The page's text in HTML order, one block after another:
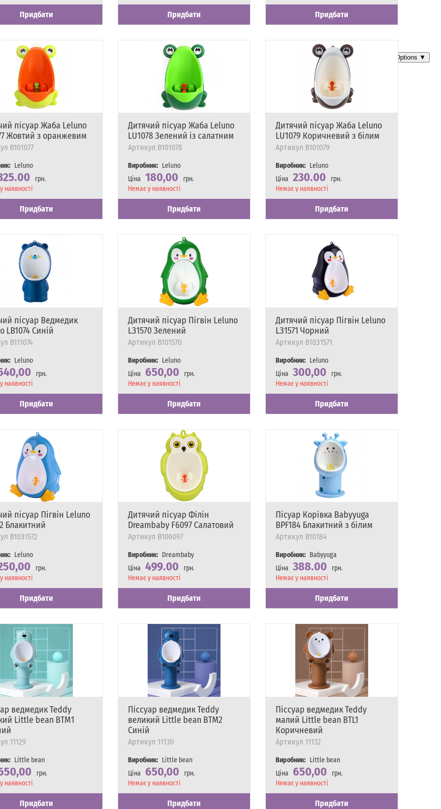
Придбати Придбати Придбати
пісуар Жаба Leluno
Жовтий з оранжевим
B101077
Leluno
грн.
наявності
Придбати
Дитячий пісуар Жаба Leluno
LU1078 Зелений із салатним
Артикул B101078
Виробник: Leluno
Ціна 180,00
грн.
Наявність
Немає у наявності
Придбати
Дитячий пісуар Жаба Leluno
LU1079 Коричневий з білим
Артикул B101079
Виробник: Leluno
Ціна 230.00
грн.
Наявність
Немає у наявності
Придбати
пісуар Ведмедик
LB1074 Синій
B111074
Leluno
грн.
наявності
Придбати
Дитячий пісуар Пігвін Leluno
LЗ1570 Зелений
Артикул B101570
Виробник: Leluno
Ціна
650,00
грн.
Наявність
Немає у наявності
Придбати
Дитячий пісуар Пігвін Leluno
LЗ1571 Чорний
Артикул B10З1571
Виробник: Leluno
Ціна 300,00
грн.
Наявність
Немає у наявності
Придбати
пісуар Пігвін Leluno
Блакитний
B10З1572
Leluno
грн.
наявності
Придбати
Дитячий пісуар Філін
Dreambaby F6097 Салатовий
Артикул B106097
Виробник: Dreambaby
Ціна 499.00
грн.
Наявність
Немає у наявності
Придбати
Пісуар Корівка Babyyuga
BPF184 Блакитний з білим
Артикул B10184
Виробник: Babyyuga
Ціна 388.00
грн.
Наявність
Немає у наявності
Придбати
ведмедик Teddy
Little bean BTM1
11129
Little bean
грн.
наявності
Придбати
Піссуар ведмедик Teddy
великий Little bean BTM2
Синій
Артикул 11130
Виробник: Little bean
Ціна
650,00
грн.
Наявність
Немає у наявності
Придбати
Піссуар ведмедик Teddy
малий Little bean BTL1
Коричневий
Артикул 11132
Виробник: Little bean
Ціна
650,00
грн.
Наявність
Немає у наявності
Придбати